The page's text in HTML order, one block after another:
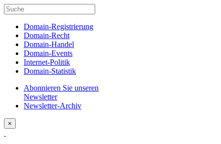
Domain-Registrierung
Domain-Recht
Domain-Handel
Domain-Events
Internet-Politik
Domain-Statistik
Abonnieren Sie unseren
Newsletter
Newsletter-Archiv
×